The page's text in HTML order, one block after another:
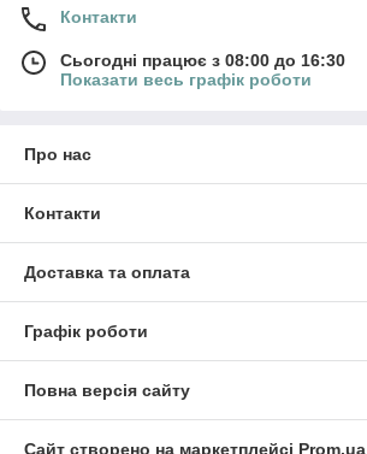
Контакти
Сьогодні працює з 08:00 до 16:30
Показати весь графік роботи
Про нас
Контакти
Доставка та оплата
Графік роботи
Повна версія сайту
Сайт створено на маркетплейсі Prom.ua